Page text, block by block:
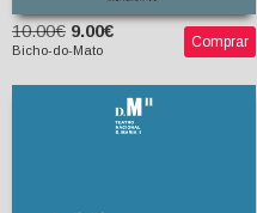
10.00€ 9.00€
Bicho-do-Mato Comprar